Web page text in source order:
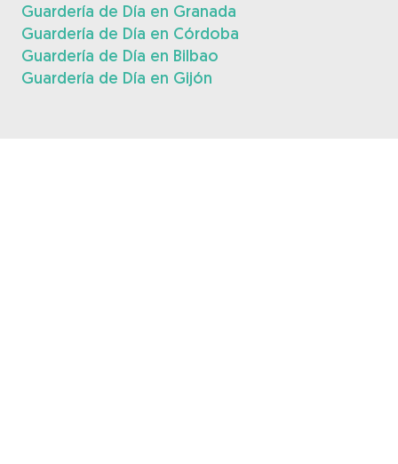
Guardería de Día en Granada
Guardería de Día en Córdoba
Guardería de Día en Bilbao
Guardería de Día en Gijón